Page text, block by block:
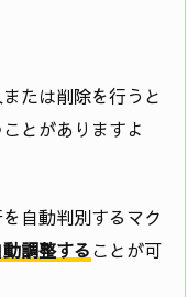
たは削除を行うと
ことがありますよ
自動判別するマク
調整することが可